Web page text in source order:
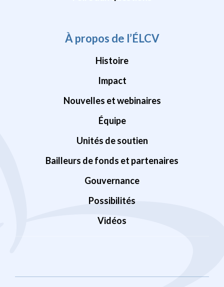
À propos de l’ÉLCV
Histoire
Impact
Nouvelles et webinaires
Équipe
Unités de soutien
Bailleurs de fonds et partenaires
Gouvernance
Possibilités
Vidéos